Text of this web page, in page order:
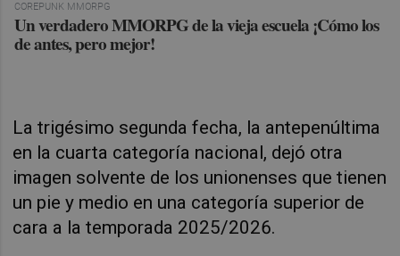
COREPUNK MMORPG
Un verdadero MMORPG de la vieja escuela ¡Cómo los
de antes, pero mejor!
La trigésimo segunda fecha, la antepenúltima
en la cuarta categoría nacional, dejó otra
imagen solvente de los unionenses que tienen
un pie y medio en una categoría superior de
cara a la temporada 2025/2026.